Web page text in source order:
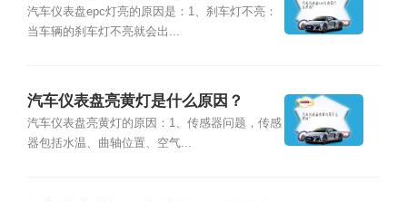
汽车仪表盘epc灯亮的原因是：1、刹车灯不亮：
当车辆的刹车灯不亮就会出...
汽车仪表盘亮黄灯是什么原因？
汽车仪表盘亮黄灯的原因：1、传感器问题，传感
器包括水温、曲轴位置、空气...